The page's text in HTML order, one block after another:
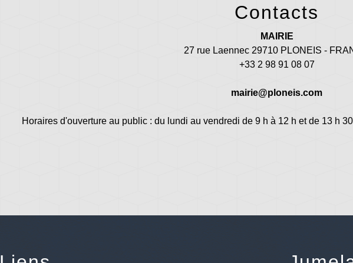
Contacts
MAIRIE
27 rue Laennec 29710 PLONEIS -
+33 2 98 91 08 07
mairie@ploneis.com
Horaires d'ouverture au public : du lundi au vendredi de 9 h à 12 h et de 13 h